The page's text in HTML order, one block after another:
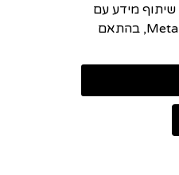
שיתוף מידע עם
ספקי שירות צד שלישי כגון Google ו-Meta, בהתאם